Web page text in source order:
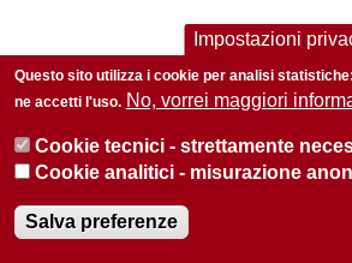
Impostazioni
Questo sito utilizza i cookie per analisi
ne accetti l'uso. No, vorrei maggiori
Cookie tecnici - strettamente
Cookie analitici - misurazione
Salva preferenze